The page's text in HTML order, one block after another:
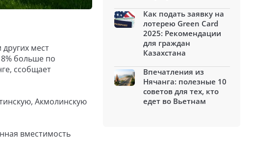
мест
больше по
ссобщает
Акмолинскую
вместимость
Как подать заявку на
лотерею Green Card
2025: Рекомендации
для граждан
Казахстана
Впечатления из
Нячанга: полезные 10
советов для тех, кто
едет во Вьетнам